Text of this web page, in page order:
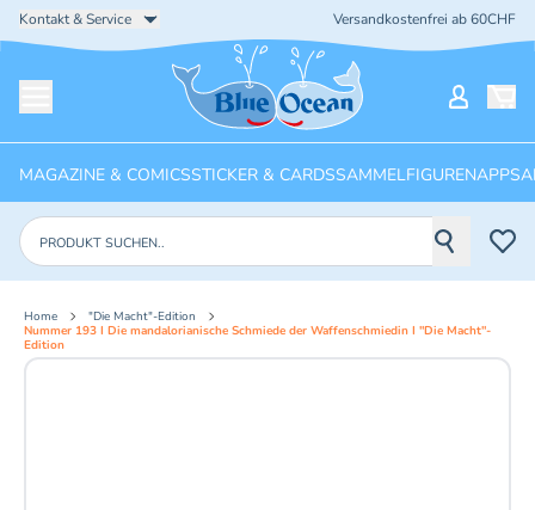
Kontakt & Service Versandkostenfrei ab 60CHF
Startseite
MAGAZINE & COMICSSTICKER & CARDSSAMMELFIGURENAPPS
Produkte suchen
Home
"Die Macht"-Edition
Nummer 193 I Die mandalorianische Schmiede der Waffenschmiedin I "Die Macht"-
Edition